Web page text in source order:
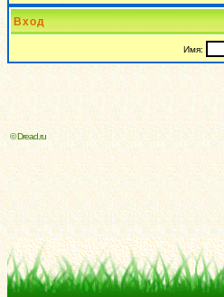
Вход
Имя:
© Dread.ru